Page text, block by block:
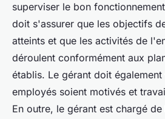
superviser le bon
doit s'assurer que les objectifs
atteints et que les activités de
déroulent conformément aux
établis. Le gérant doit
employés soient motivés et
En outre, le gérant est chargé